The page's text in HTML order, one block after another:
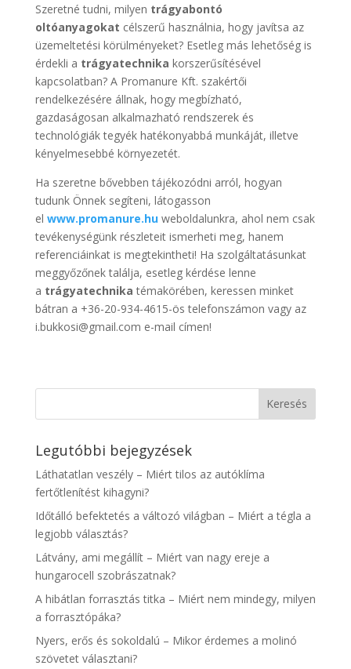
Szeretné tudni, milyen trágyabontó
oltóanyagokat célszerű használnia, hogy javítsa az
üzemeltetési körülményeket? Esetleg más lehetőség is
érdekli a trágyatechnika korszerűsítésével
kapcsolatban? A Promanure Kft. szakértői
rendelkezésére állnak, hogy megbízható,
gazdaságosan alkalmazható rendszerek és
technológiák tegyék hatékonyabbá munkáját, illetve
kényelmesebbé környezetét.
Ha szeretne bővebben tájékozódni arról, hogyan
tudunk Önnek segíteni, látogasson
el www.promanure.huweboldalunkra, ahol nem csak
tevékenységünk részleteit ismerheti meg, hanem
referenciáinkat is megtekintheti! Ha szolgáltatásunkat
meggyőzőnek találja, esetleg kérdése lenne
a trágyatechnika témakörében, keressen minket
bátran a +36-20-934-4615-ös telefonszámon vagy az
i.bukkosi@gmail.com e-mail címen!
Legutóbbi bejegyzések
Láthatatlan veszély – Miért tilos az autóklíma
fertőtlenítést kihagyni?
Időtálló befektetés a változó világban – Miért a tégla a
legjobb választás?
Látvány, ami megállít – Miért van nagy ereje a
hungarocell szobrászatnak?
A hibátlan forrasztás titka – Miért nem mindegy, milyen
a forrasztópáka?
Nyers, erős és sokoldalú – Mikor érdemes a molinó
szövetet választani?